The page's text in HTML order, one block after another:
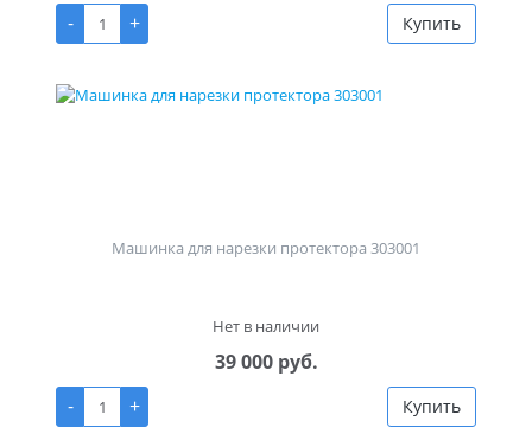
- + Купить
Машинка для нарезки протектора 303001
Нет в наличии
39 000 руб.
-
+ Купить